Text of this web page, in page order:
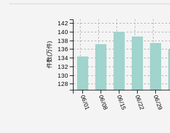
06/01 06/08 06/15 06/22 06/29
件数(万件)
128
130
132
134
136
138
140
142